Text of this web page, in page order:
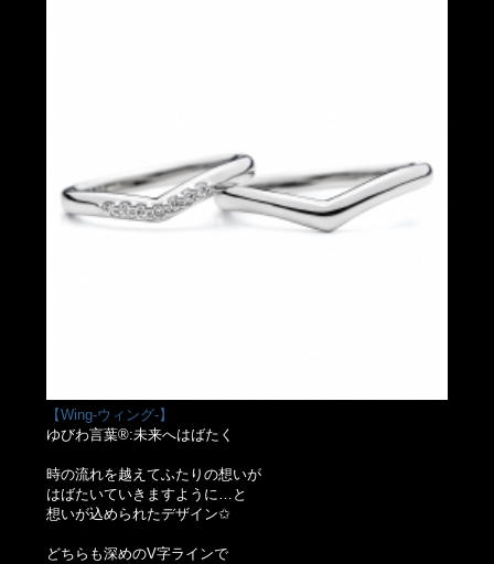
【Wing-ウィング-】
ゆびわ言葉®:未来へはばたく
時の流れを越えてふたりの想いが
はばたいていきますように…と
想いが込められたデザイン✩
どちらも深めのV字ラインで